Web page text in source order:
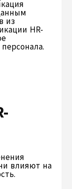
из
HR-
влияют на